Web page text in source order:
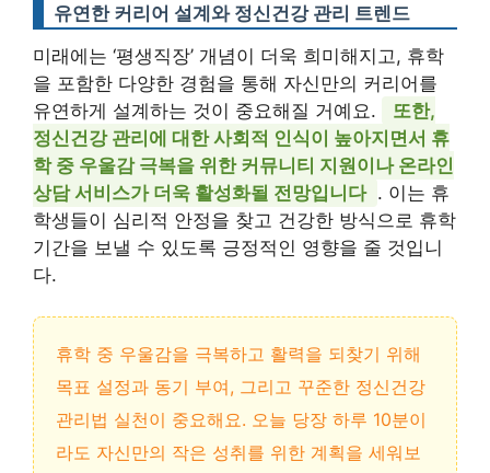
유연한 커리어 설계와 정신건강 관리 트렌드
미래에는 ‘평생직장’ 개념이 더욱 희미해지고, 휴학
을 포함한 다양한 경험을 통해 자신만의 커리어를
유연하게 설계하는 것이 중요해질 거예요.
또한,
정신건강 관리에 대한 사회적 인식이 높아지면서 휴
학 중 우울감 극복을 위한 커뮤니티 지원이나 온라인
상담 서비스가 더욱 활성화될 전망입니다 . 이는 휴
학생들이 심리적 안정을 찾고 건강한 방식으로 휴학
기간을 보낼 수 있도록 긍정적인 영향을 줄 것입니
다.
휴학 중 우울감을 극복하고 활력을 되찾기 위해
목표 설정과 동기 부여, 그리고 꾸준한 정신건강
관리법 실천이 중요해요. 오늘 당장 하루 10분이
라도 자신만의 작은 성취를 위한 계획을 세워보